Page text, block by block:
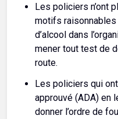
Les policiers n’ont
motifs
d’alcool dans
mener tout test de
route.
Les policiers qui
approuvé (ADA) en
donner l’ordre de